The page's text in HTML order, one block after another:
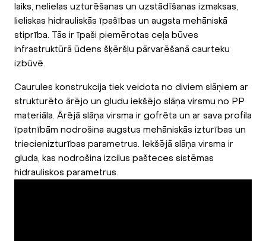
laiks, nelielas uzturēšanas un uzstādīšanas izmaksas,
lieliskas hidrauliskās īpašības un augsta mehāniskā
stiprība. Tās ir īpaši piemērotas ceļa būves
infrastruktūrā ūdens šķēršļu pārvarēšanā caurteku
izbūvē.
Caurules konstrukcija tiek veidota no diviem slāņiem ar
strukturēto ārējo un gludu iekšējo slāņa virsmu no PP
materiāla. Ārējā slāņa virsma ir gofrēta un ar sava profila
īpatnībām nodrošina augstus mehāniskās izturības un
triecienizturības parametrus. Iekšējā slāņa virsma ir
gluda, kas nodrošina izcilus pašteces sistēmas
hidrauliskos parametrus.